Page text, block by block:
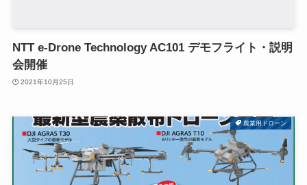
NTT e-Drone Technology AC101 デモフライト・説明
会開催
2021年10月25日
農業用ドローン